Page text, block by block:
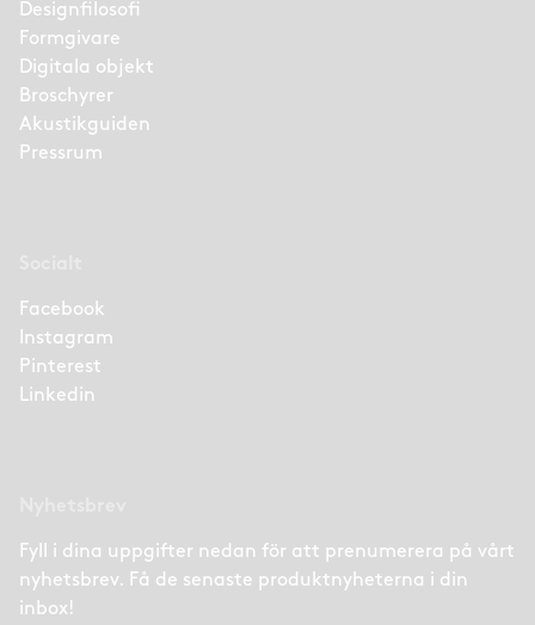
Designfilosofi
Formgivare
Digitala objekt
Broschyrer
Akustikguiden
Pressrum
Facebook
Instagram
Pinterest
Linkedin
Fyll i dina uppgifter nedan för att prenumerera på vårt
nyhetsbrev. Få de senaste produktnyheterna i din
inbox!